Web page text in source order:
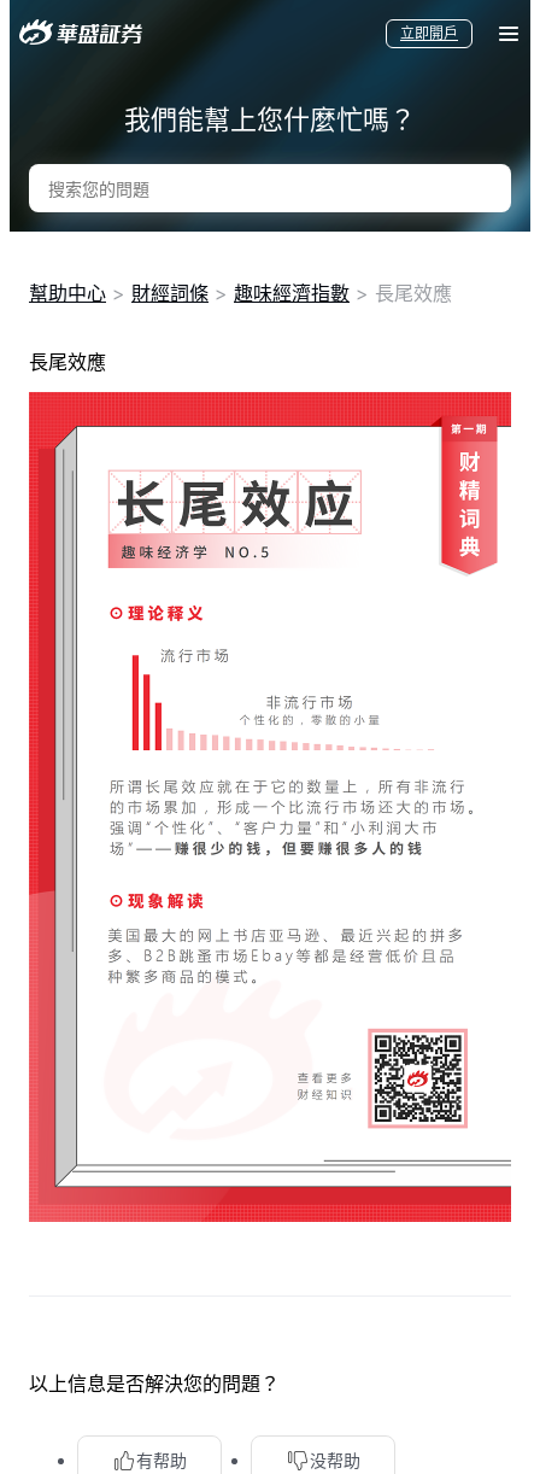
要聞
快訊
美股
港股
新股
概述
AM 資產管理服務
ECM 股權資本市場服務
FICC 固定收益、外匯和大宗商品服務
WM 財富管理服務
關於我們
媒體報導
立即開戶
我們能幫上您什麼忙嗎？
幫助中心 > 財經詞條 > 趣味經濟指數 > 長尾效應
長尾效應
以上信息是否解決您的問題？
有帮助 没帮助